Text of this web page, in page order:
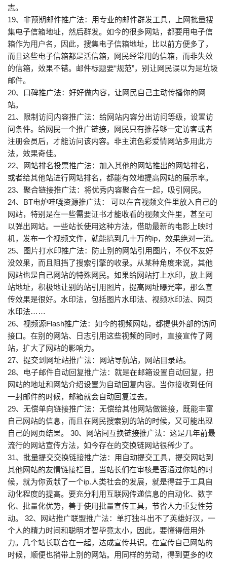
志。
19、非预期邮件推广法：用专业的邮件群发工具，上网批量搜
集电子信箱地址，然后群发。如今的很多网站，都要用电子信
箱作为用户名，因此，搜集电子信箱地址，比以前方便多了，
而且这些电子信箱都是活信箱，网民经常用的信箱，而非失效
的信箱，效果不错。邮件标题要“规范”，别让网民误以为是垃圾
邮件。
20、口碑推广法：好好做内容，让网民自己主动传播你的网
站。
21、限制访问内容推广法：给网站内容分出访问等级，设置访
问条件。给网民一个推广链接，网民只有推荐够一定访客或者
注册会员后，才能访问该内容。非主流色彩爱情网站多用此方
法，效果奇佳。
22、网站排名投票推广法：加入其他的网站推出的网站排名，
或者给其他站进行网站排名，都能有效地提高网站的展示率。
23、聚合链接推广法：将优秀内容聚合在一起，吸引网民。
24、BT电炉哇嘎资源推广法： 可以在音视频文件里放入自己的
网站，特别是在一些需要证书才能收看的视频文件里，甚至可
以弹出网站。一些站长使用这种方法，借助最新的电影上映时
机，发布一个视频文件，就能搞到几十万的ip，效果绝对一流。
25、图片打水印推广法：防止别的网站引用图片，不仅不友好
没效果，而且阻挡了搜索引擎的收录。从某种角度来说，其他
网站也是自己网站的特殊网民。如果给网站打上水印，放上网
站地址，积极地让别的站引用图片，提高网址曝光率，那么宣
传效果是很好。水印法，包括图片水印法、视频水印法、网页
水印法……
26、视频源Flash推广法：如今的视频网站，都提供外部的访问
接口。在别的网站、日志引用这些视频的同时，直接宣传了网
站，扩大了网站的影响力。
27、提交到网址站推广法：网站导航站，网站目录站。
28、电子邮件自动回复推广法：就是在邮箱设置自动回复，把
网站的地址和网站介绍设置为自动回复内容。当你接收到任何
一封邮件的时候，邮箱就会自动回复过去。
29、无偿单向链接推广法：无偿给其他网站做链接，既能丰富
自己网站的信息，而且在网民搜索别的站的时候，又可能出现
自己的网页结果。 30、网站间互换链接推广法：这是几年前最
流行的网站宣传方法，如今存在的交换链网站很稀少了。
31、批量提交交换链接推广法：用自动提交工具，提交网站到
其他网站的友情链接栏目。当站长们在审核是否通过你站的时
候，就为你贡献了一个ip.人类社会的发展，就是得益于工具自
动化程度的提高。要充分利用互联网传递信息的自动化、数字
化、批量化优势，善于使用批量宣传工具，节省人力重复性劳
动。 32、网站推广联盟推广法：单打独斗出不了英雄好汉，一
个人的精力时间和聪明才智毕竟太小，因此，要懂得借用外
力。几个站长联合在一起，达成宣传共识。在宣传自己网站的
时候，顺便也捎带上别的网站。用同样的劳动，得到更多的收